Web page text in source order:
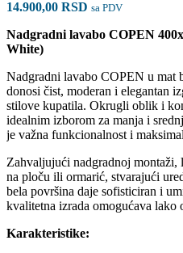
14.900,00 RSD sa PDV
Nadgradni lavabo COPEN
White)
Nadgradni lavabo COPEN u mat
donosi čist, moderan i elegantan
stilove kupatila. Okrugli oblik i
idealnim izborom za manja i
je važna funkcionalnost i
Zahvaljujući nadgradnoj montaži,
na ploču ili ormarić, stvarajući
bela površina daje sofisticiran i
kvalitetna izrada omogućava lako
Karakteristike: